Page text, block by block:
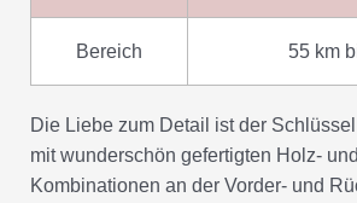
Bereich 55 km
Die Liebe zum Detail ist der
mit wunderschön gefertigten Holz-
Kombinationen an der Vorder- und